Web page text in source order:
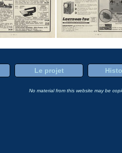
Le projet
No material from this website may be